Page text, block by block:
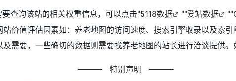
查询该站的相关权重信息，可以点击"5118数据 ""爱站数据 ""
价值评估因素如：养老地图的访问速度、搜索引擎收录以及索
需要，一些确切的数据则需要找养老地图的站长进行洽谈提供。
特别声明